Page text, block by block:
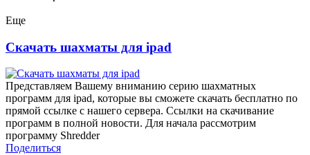
Еще
Скачать шахматы для ipad
Представляем Вашему вниманию серию шахматных
программ для ipad, которые вы сможете скачать бесплатно по
прямой ссылке с нашего сервера. Ссылки на скачивание
программ в полной новости. Для начала рассмотрим
программу Shredder
Поделиться